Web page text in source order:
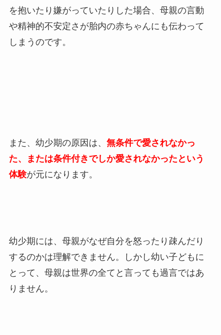
を抱いたり嫌がっていたりした場合、母親の言動
や精神的不安定さが胎内の赤ちゃんにも伝わって
しまうのです。
また、幼少期の原因は、 無条件で愛されなかっ
た、または条件付きでしか愛されなかったという
体験が元になります。
幼少期には、母親がなぜ自分を怒ったり疎んだり
するのかは理解できません。しかし幼い子どもに
とって、母親は世界の全てと言っても過言ではあ
りません。